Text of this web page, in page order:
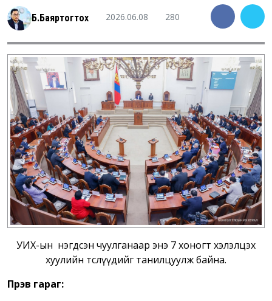
Б.Баяртогтох 2026.06.08 280
УИХ-ын нэгдсэн чуулганаар энэ 7 хоногт хэлэлцэх
хуулийн төслүүдийг танилцуулж байна.
Пүрэв гараг: